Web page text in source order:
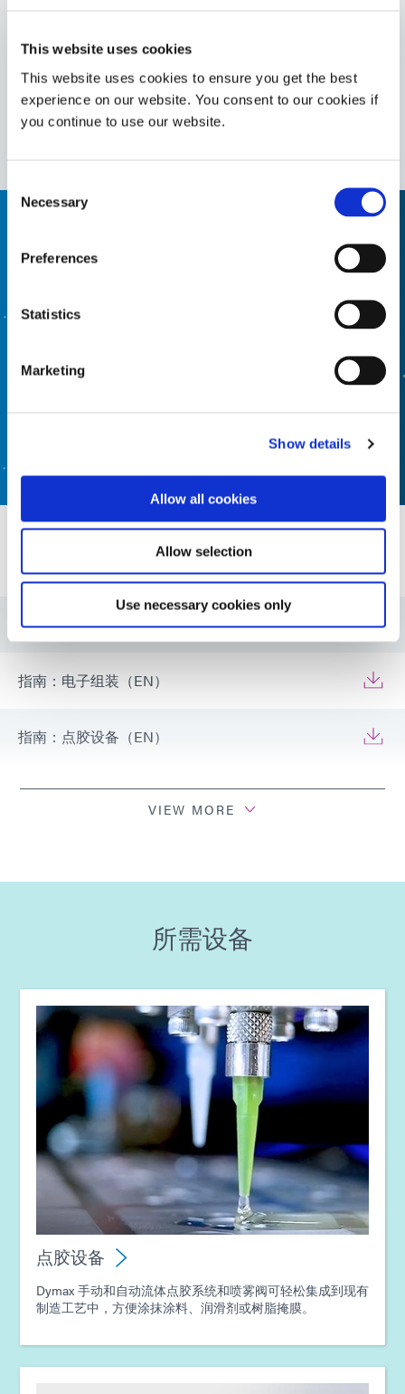
This website uses cookies
This website uses cookies to ensure you get the best
experience on our website. You consent to our cookies if
you continue to use our website.
Selection
Necessary
Preferences
Statistics
Marketing
Show details
Allow all cookies
Allow selection
Use necessary cookies only
剂。该材料具有可返工性和高触变性，在UV/可见光照射
下固化，可快速加固PCB组件。
Americas
Asia
Europe
需要帮助，请使用产品查找器
兴趣了解更多信息或有疑问？请联系我们，我们期待您的
公告：电子元件加固 (EN)
指南：电子组装（EN）
指南：点胶设备（EN）
指南：光固化设备（EN）
Guide: Electronics Assembly (Europe|FR)
Guide: Electronics Assembly (Europe|DE)
指南：智能互联设备（欧洲|法国）
指南：光固化设备（欧洲|EN）
指南：点胶设备（欧洲|EN）
指南：光固化设备（亚洲|EN）
VIEW MORE
所需设备
点胶设备
Dymax 手动和自动流体点胶系统和喷雾阀可轻松集成到现有
制造工艺中，方便涂抹涂料、润滑剂或树脂掩膜。